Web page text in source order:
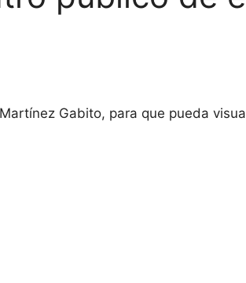
Gabito, para que pueda